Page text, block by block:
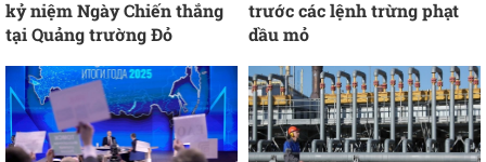
kỷ niệm Ngày Chiến thắng
tại Quảng trường Đỏ
trước các lệnh trừng phạt
dầu mỏ